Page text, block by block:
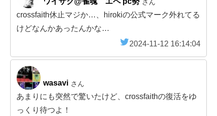
さん
crossfaith休止マジか…、hirokiの公式マーク外れてる
けどなんかあったんかな…
2024-11-12 16:14:04
wasavi さん
あまりにも突然で驚いたけど、crossfaithの復活をゆ
っくり待つよ！